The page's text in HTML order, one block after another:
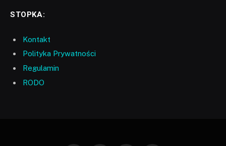
STOPKA:
Kontakt
Polityka Prywatności
Regulamin
RODO